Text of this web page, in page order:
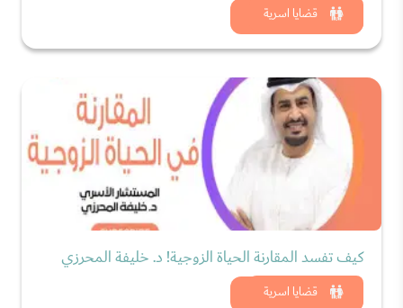
قضايا اسرية
شاهد الان
قضايا اسرية
كيف تفسد المقارنة الحياة الزوجية! د. خليفة المحرزي
شاهد الان